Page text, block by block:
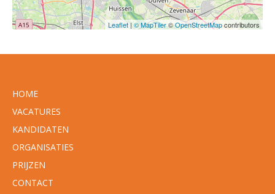
Leaflet|© MapTiler©OpenStreetMapcontributors
HOME
VACATURES
KANDIDATEN
ORGANISATIES
PRIJZEN
CONTACT